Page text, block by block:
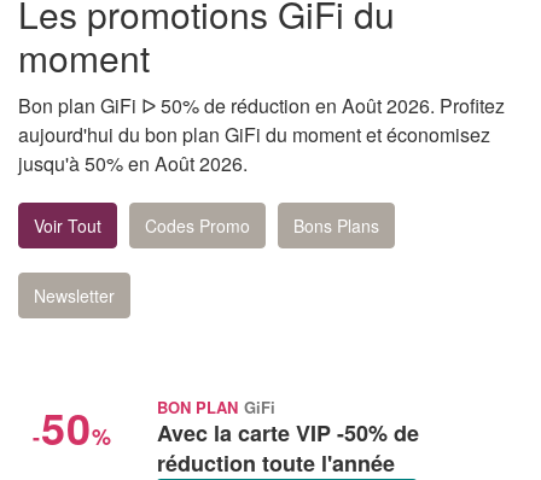
Les promotions GiFi du
moment
Bon plan GiFi ᐅ 50% de réduction en Août 2026. Profitez
aujourd'hui du bon plan GiFi du moment et économisez
jusqu'à 50% en Août 2026.
Voir Tout Codes Promo Bons Plans
Newsletter
-50%
BON PLAN GiFi
Avec la carte VIP -50% de
réduction toute l'année